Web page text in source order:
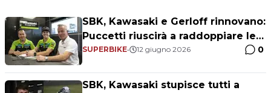
SBK, Kawasaki e Gerloff rinnovano:
Puccetti riuscirà a raddoppiare le
Ninja nel 2027?
SUPERBIKE• 12 giugno 2026 0
SBK, Kawasaki stupisce tutti a